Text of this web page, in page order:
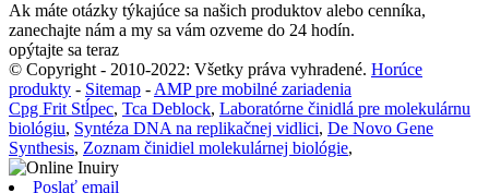
Ak máte otázky týkajúce sa našich produktov alebo cenníka,
zanechajte nám a my sa vám ozveme do 24 hodín.
opýtajte sa teraz
© Copyright - 2010-2022: Všetky práva vyhradené. Horúce
produkty - Sitemap - AMP pre mobilné zariadenia
Cpg Frit Stĺpec, Tca Deblock, Laboratórne činidlá pre molekulárnu
biológiu, Syntéza DNA na replikačnej vidlici, De Novo Gene
Synthesis, Zoznam činidiel molekulárnej biológie,
Poslať email